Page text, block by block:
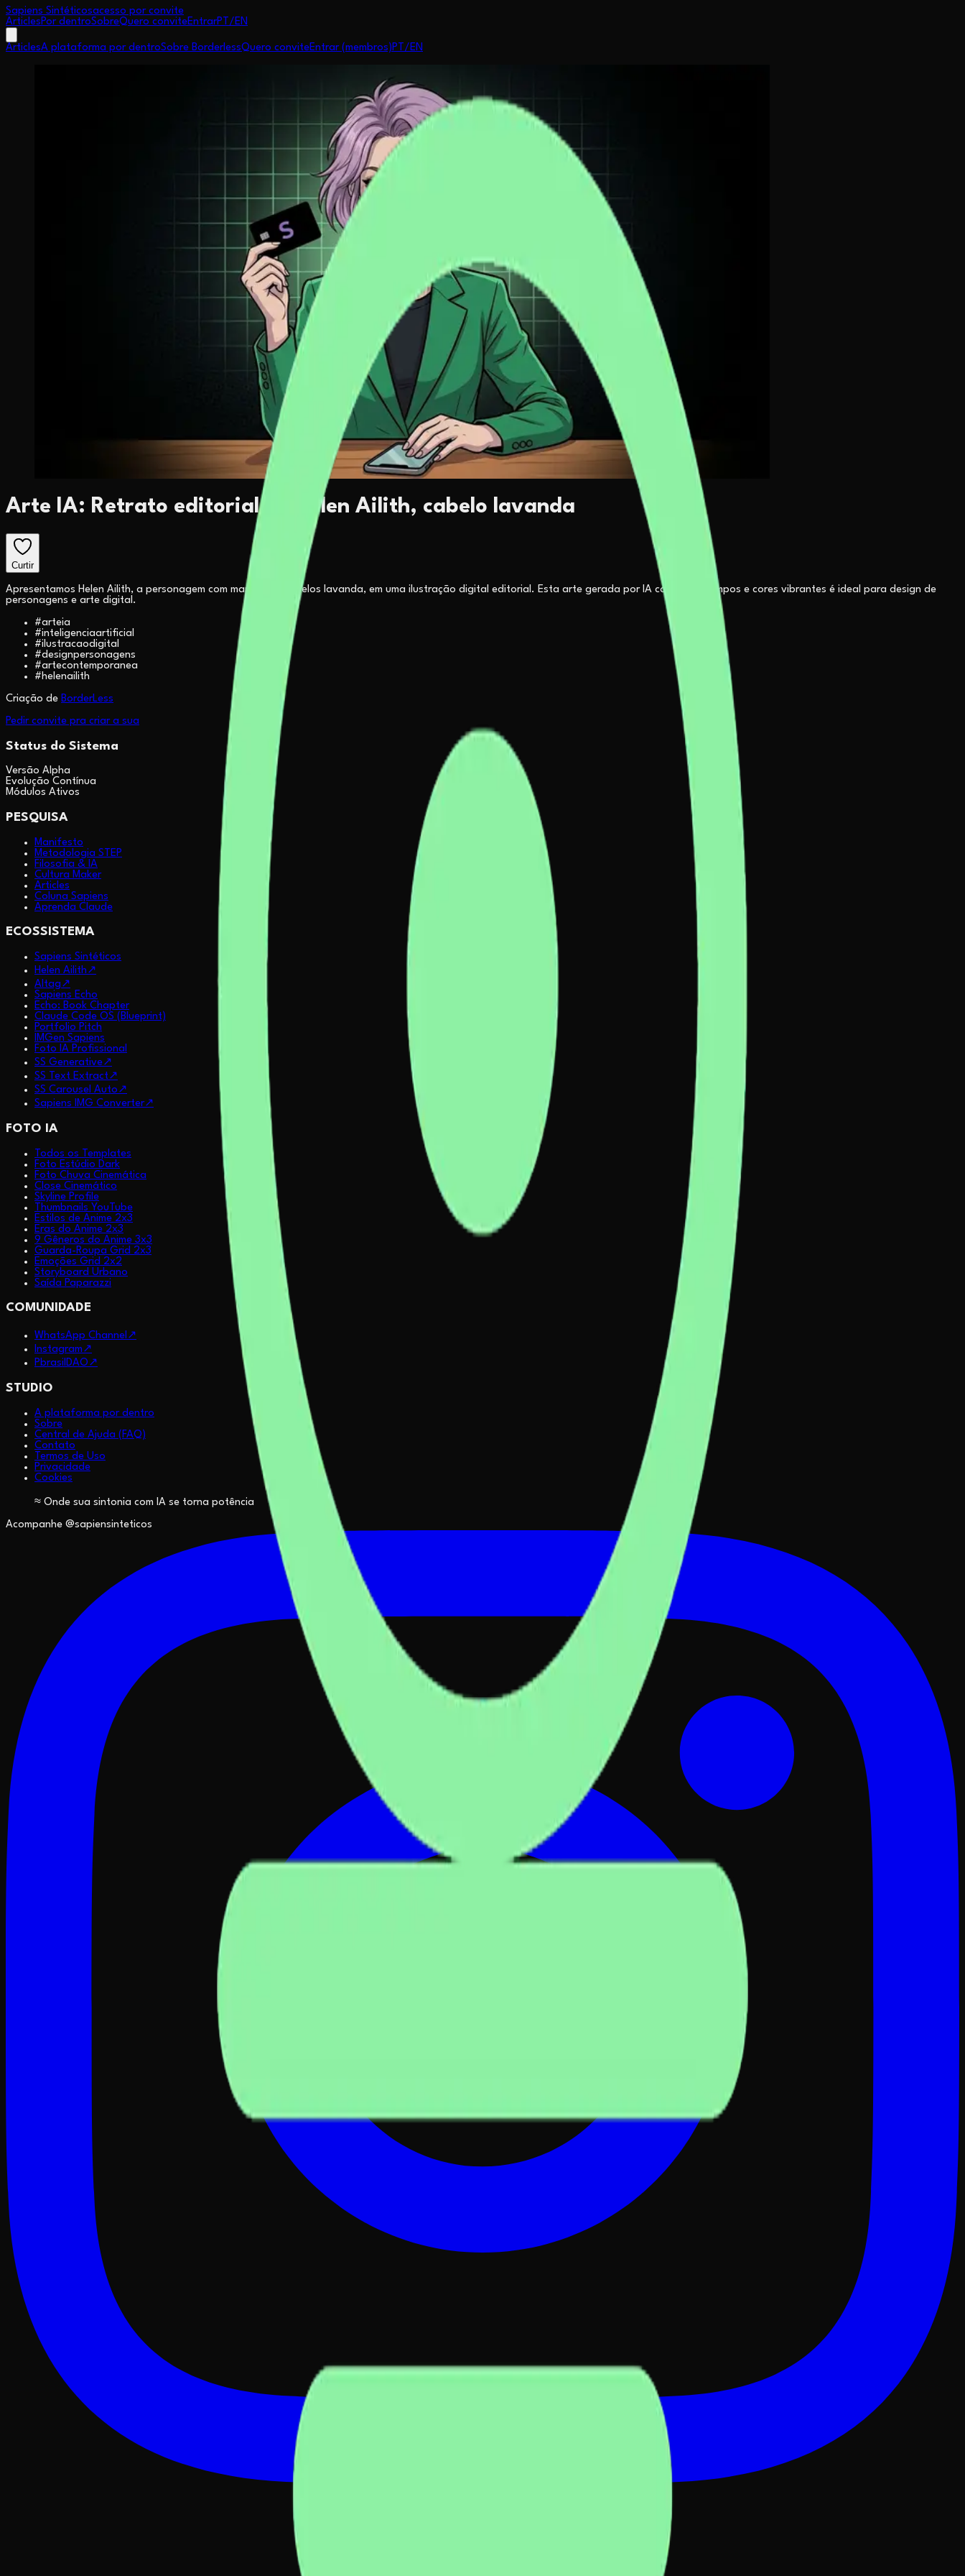
Sapiens Sintéticosacesso por convite
ArticlesPor dentroSobreQuero conviteEntrarPT /EN
ArticlesA plataforma por dentroSobre BorderlessQuero conviteEntrar (membros)PT /EN
Arte IA: Retrato editorial de Helen Ailith, cabelo lavanda
Curtir
Apresentamos Helen Ailith, a personagem com marcantes cabelos lavanda, em uma ilustração digital editorial. Esta arte gerada por IA com traços limpos e cores vibrantes é ideal para design de
personagens e arte digital.
#arteia
#inteligenciaartificial
#ilustracaodigital
#designpersonagens
#artecontemporanea
# helenailith
Criação de BorderLess
Pedir convite pra criar a sua
Status do Sistema
Versão Alpha
Evolução Contínua
Módulos Ativos
PESQUISA
Manifesto
Metodologia STEP
Filosofia & IA
Cultura Maker
Articles
Coluna Sapiens
Aprenda Claude
ECOSSISTEMA
Sapiens Sintéticos
Helen Ailith ↗
AItag ↗
Sapiens Echo
Echo: Book Chapter
Claude Code OS (Blueprint)
Portfolio Pitch
IMGen Sapiens
Foto IA Profissional
SS Generative↗
SS Text Extract↗
SS Carousel Auto ↗
Sapiens IMG Converter↗
FOTO IA
Todos os Templates
Foto Estúdio Dark
Foto Chuva Cinemática
Close Cinemático
Skyline Profile
Thumbnails YouTube
Estilos de Anime 2x3
Eras do Anime 2x3
9 Gêneros do Anime 3x3
Guarda-Roupa Grid 2x3
Emoções Grid 2x2
Storyboard Urbano
Saída Paparazzi
COMUNIDADE
WhatsApp Channel ↗
Instagram ↗
PbrasilDAO ↗
STUDIO
A plataforma por dentro
Sobre
Central de Ajuda (FAQ)
Contato
Termos de Uso
Privacidade
Cookies
≈ Onde sua sintonia com IA se torna potência
Acompanhe @sapiensinteticos